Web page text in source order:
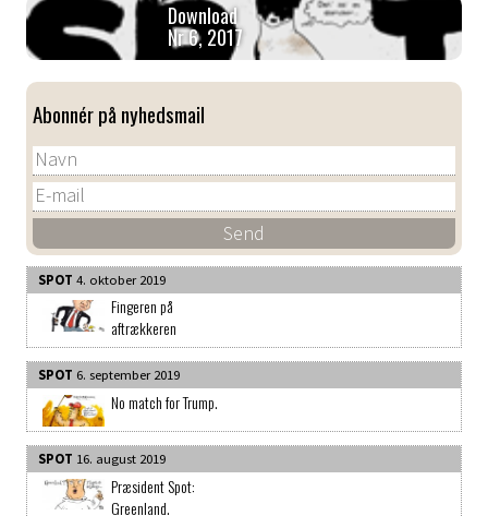
Download
Nr 6, 2017
Abonnér på nyhedsmail
SPOT 4. oktober 2019
Fingeren på
aftrækkeren
SPOT 6. september 2019
No match for Trump.
SPOT 16. august 2019
Præsident Spot:
Greenland.